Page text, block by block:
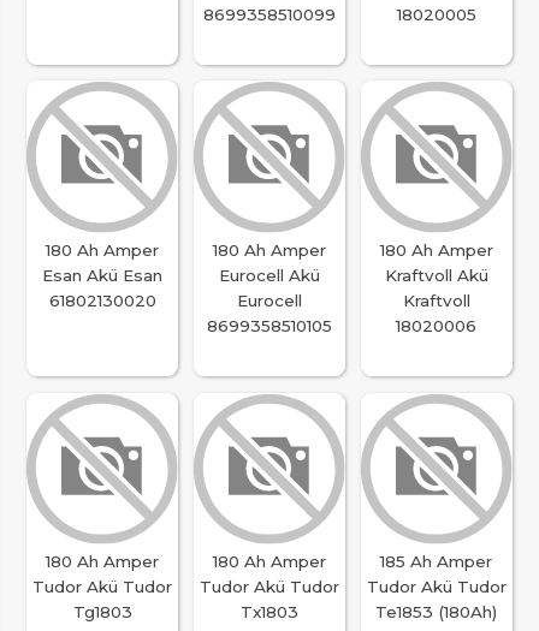
8699358510099
18020005
180 Ah Amper
Esan Akü Esan
61802130020
180 Ah Amper
Eurocell Akü
Eurocell
8699358510105
180 Ah Amper
Kraftvoll Akü
Kraftvoll
18020006
180 Ah Amper
Tudor Akü Tudor
Tg1803
180 Ah Amper
Tudor Akü Tudor
Tx1803
185 Ah Amper
Tudor Akü Tudor
Te1853 (180Ah)